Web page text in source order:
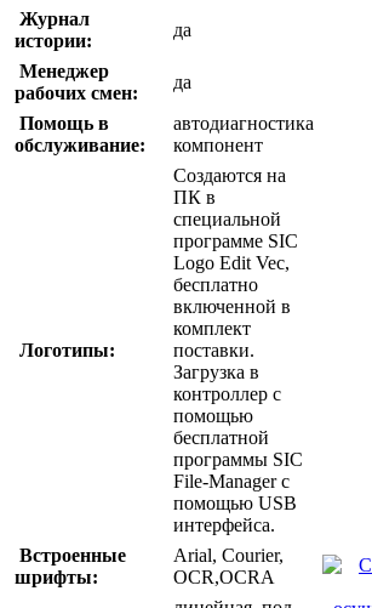
Журнал
истории:
да
Менеджер
рабочих смен:
да
Помощь в
обслуживание:
автодиагностика
компонент
Логотипы:
Создаются на
ПК в
специальной
программе SIC
Logo Edit Vec,
бесплатно
включенной в
комплект
поставки.
Загрузка в
контроллер с
помощью
бесплатной
программы SIC
File-Manager с
помощью USB
интерфейса.
Встроенные
шрифты:
Arial, Courier,
OCR,OCRA